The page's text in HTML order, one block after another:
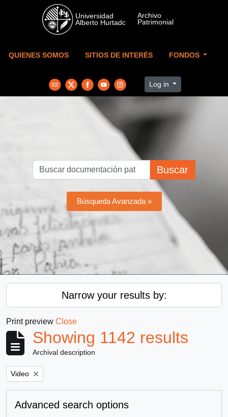
Skip to main content
QUIENES SOMOS SITIOS DE INTERÉS FONDOS
Log in
Buscar
Búsqueda Avanzada »
Narrow your results by:
Print preview Close
Showing 1142 results
Archival description
Remove filter:
Video
Advanced search options